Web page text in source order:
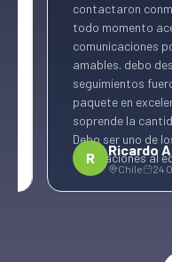
contactaron
todo momento
comunicaciones
amables. debo
seguimientos
paquete en
soprende la
Debo ser uno de
Felicitaciones al
R Ricardo
Chile 24